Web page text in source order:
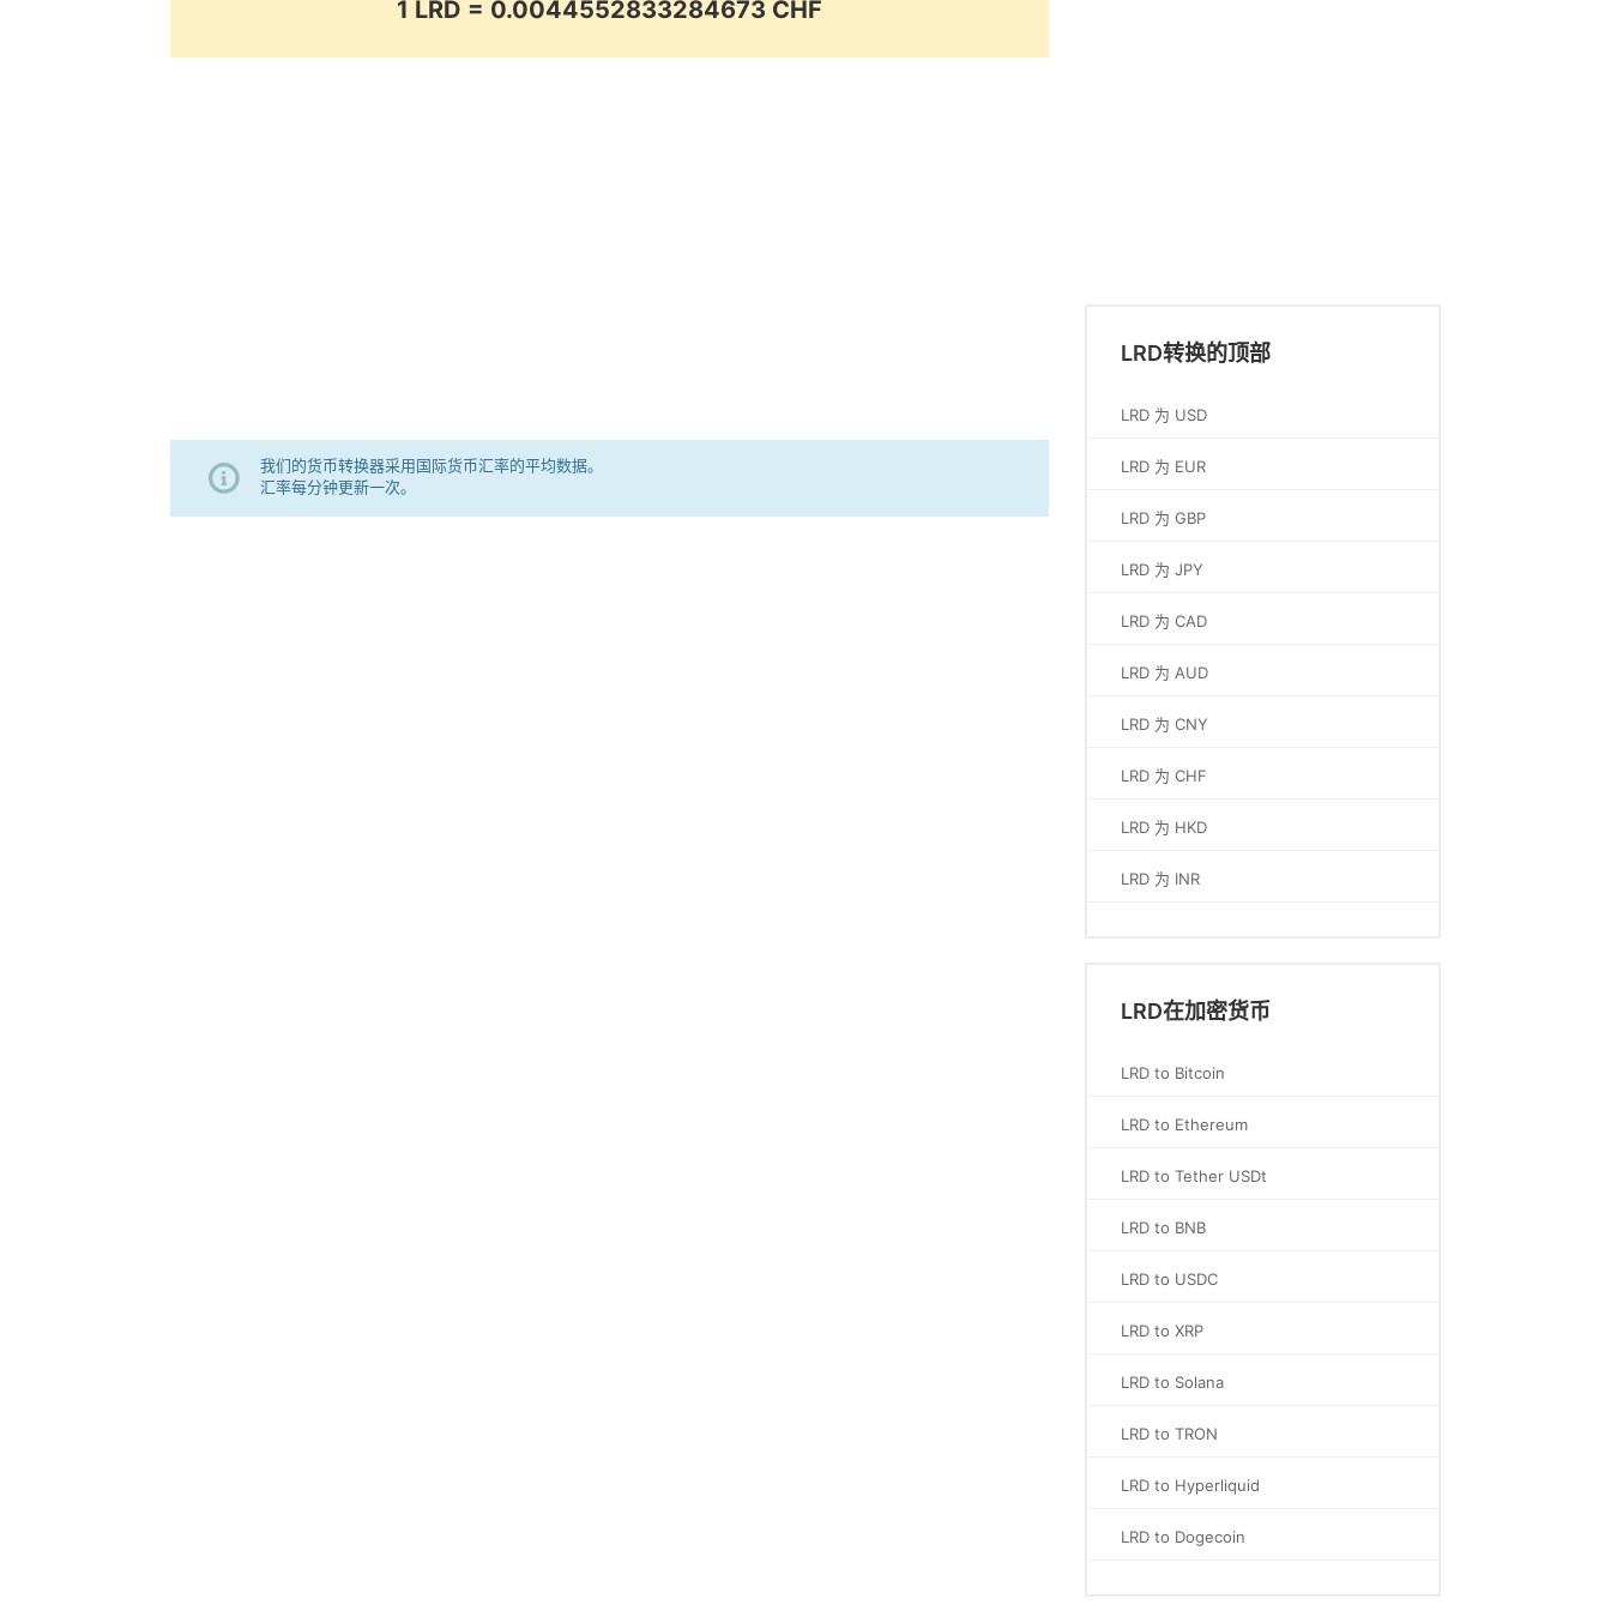
1 LRD = 0.0044552833284673 CHF
我们的货币转换器采用国际货币汇率的平均数据。
汇率每分钟更新一次。
LRD转换的顶部
LRD 为 USD
LRD 为 EUR
LRD 为 GBP
LRD 为 JPY
LRD 为 CAD
LRD 为 AUD
LRD 为 CNY
LRD 为 CHF
LRD 为 HKD
LRD 为 INR
LRD在加密货币
LRD to Bitcoin
LRD to Ethereum
LRD to Tether USDt
LRD to BNB
LRD to USDC
LRD to XRP
LRD to Solana
LRD to TRON
LRD to Hyperliquid
LRD to Dogecoin